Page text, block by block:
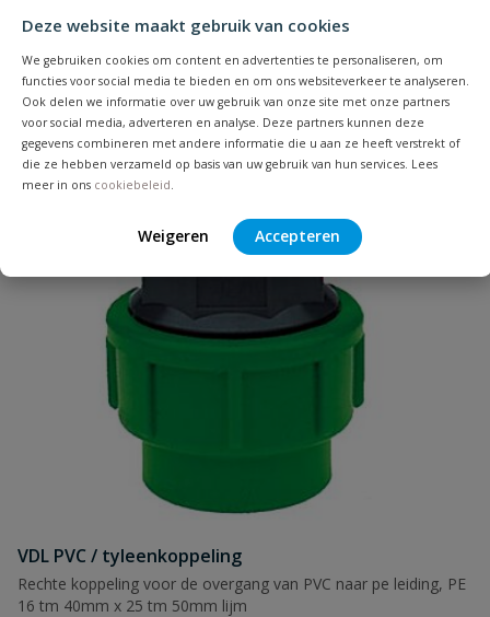
Deze website maakt gebruik van cookies
We gebruiken cookies om content en advertenties te personaliseren, om
functies voor social media te bieden en om ons websiteverkeer te analyseren.
Ook delen we informatie over uw gebruik van onze site met onze partners
voor social media, adverteren en analyse. Deze partners kunnen deze
gegevens combineren met andere informatie die u aan ze heeft verstrekt of
die ze hebben verzameld op basis van uw gebruik van hun services. Lees
meer in ons cookiebeleid.
Weigeren Accepteren
Je beoordeelt:VDL tyleenkoppeling verloop 25 x
20 mm
Uw waardering:
Beoordeling
Beoordeling versturen
VDL PVC / tyleenkoppeling
Rechte koppeling voor de overgang van PVC naar pe leiding, PE
16 tm 40mm x 25 tm 50mm lijm